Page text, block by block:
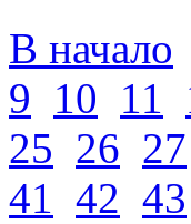
В начало
9 10 11
25 26 27
41 42 43